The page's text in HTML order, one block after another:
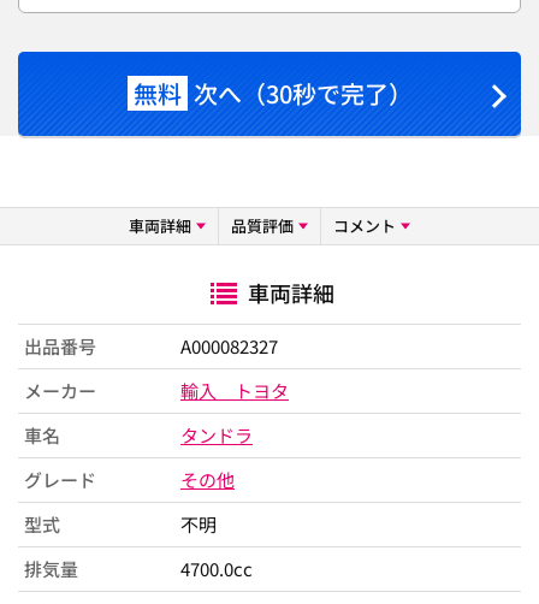
無料 次へ（30秒で完了）
車両詳細 品質評価 コメント
車両詳細
出品番号
A000082327
メーカー
輸入 トヨタ
車名
タンドラ
グレード
その他
型式
不明
排気量
4700.0cc